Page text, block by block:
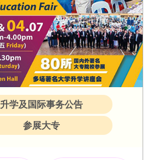
升学及国际事务公告
参展大专